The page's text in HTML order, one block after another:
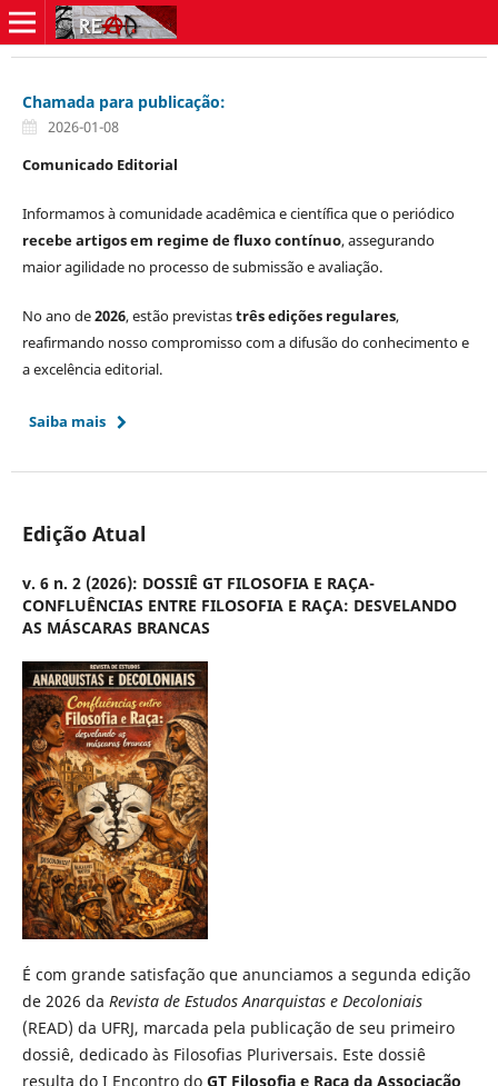
Chamada para publicação:
2026-01-08
Comunicado Editorial
Informamos à comunidade acadêmica e científica que o periódico
recebe artigos em regime de fluxo contínuo, assegurando
maior agilidade no processo de submissão e avaliação.
No ano de2026, estão previstastrês edições regulares,
reafirmando nosso compromisso com a difusão do conhecimento e
a excelência editorial.
Saiba mais
Edição Atual
v. 6 n. 2 (2026): DOSSIÊ GT FILOSOFIA E RAÇA-
CONFLUÊNCIAS ENTRE FILOSOFIA E RAÇA: DESVELANDO
AS MÁSCARAS BRANCAS
É com grande satisfação que anunciamos a segunda edição
de 2026 da Revista de Estudos Anarquistas e Decoloniais
(READ) da UFRJ, marcada pela publicação de seu primeiro
dossiê, dedicado às Filosofias Pluriversais. Este dossiê
resulta do I Encontro do GT Filosofia e Raça da Associação